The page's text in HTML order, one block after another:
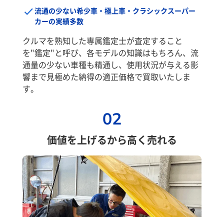
流通の少ない希少車・極上車・クラシックスーパー
カーの実績多数
クルマを熟知した専属鑑定士が査定すること
を"鑑定"と呼び、各モデルの知識はもちろん、流
通量の少ない車種も精通し、使用状況が与える影
響まで見極めた納得の適正価格で買取いたしま
す。
02
価値を上げるから高く売れる